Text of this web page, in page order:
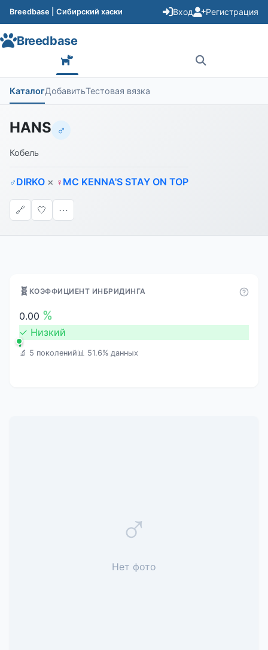
Breedbase | Сибирский хаски Вход Регистрация
Breedbase
КаталогДобавитьТестовая вязка
HANS ♂
Кобель
♂DIRKO × ♀ MC KENNA'S STAY ON TOP
🔗 🤍 ⋯
🧬 КОЭФФИЦИЕНТ ИНБРИДИНГА
0.00 %
✓ Низкий
🔬 5 поколений📊 51.6% данных
♂
Нет фото